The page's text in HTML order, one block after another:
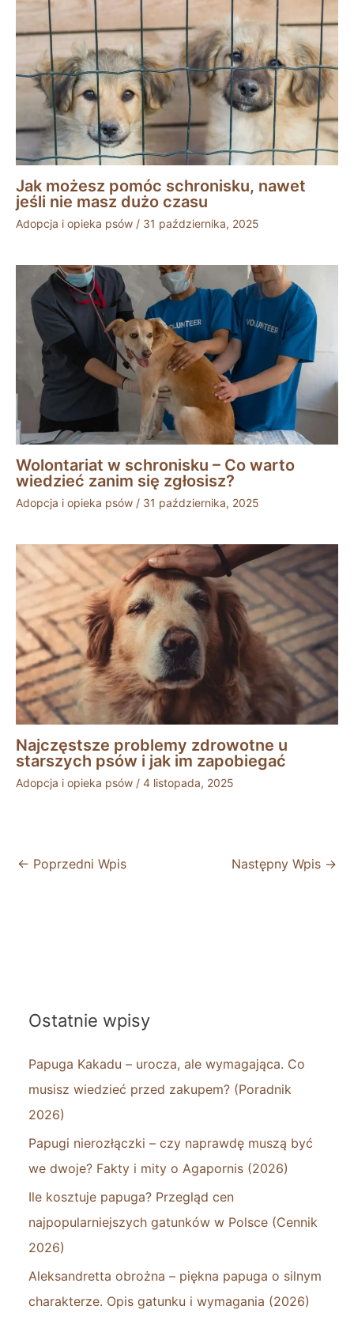
Jak możesz pomóc schronisku, nawet
jeśli nie masz dużo czasu
Adopcja i opieka psów / 31 października, 2025
Wolontariat w schronisku – Co warto
wiedzieć zanim się zgłosisz?
Adopcja i opieka psów / 31 października, 2025
Najczęstsze problemy zdrowotne u
starszych psów i jak im zapobiegać
Adopcja i opieka psów / 4 listopada, 2025
← Poprzedni Wpis Następny Wpis →
Ostatnie wpisy
Papuga Kakadu – urocza, ale wymagająca. Co
musisz wiedzieć przed zakupem? (Poradnik
2026)
Papugi nierozłączki – czy naprawdę muszą być
we dwoje? Fakty i mity o Agapornis (2026)
Ile kosztuje papuga? Przegląd cen
najpopularniejszych gatunków w Polsce (Cennik
2026)
Aleksandretta obrożna – piękna papuga o silnym
charakterze. Opis gatunku i wymagania (2026)